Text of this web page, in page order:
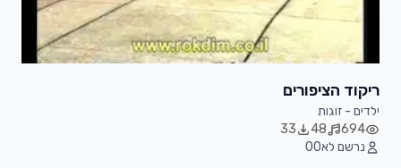
ריקוד הציפורים
ילדים - זוגות
694
48
33
נרשם לא 00